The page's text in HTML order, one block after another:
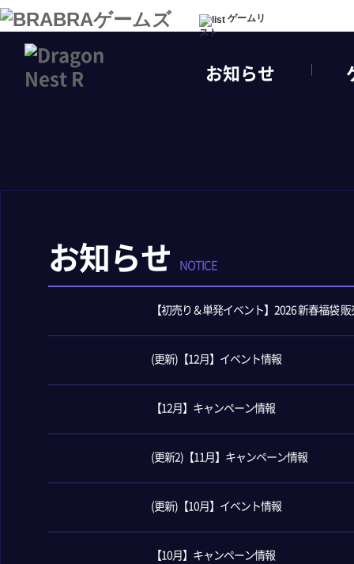
ゲームリ
スト
お知らせ
お知らせ NOTICE
【初売り＆単発イベント】2026 新春福袋 販
(更新)【12月】イベント情報
【12月】キャンペーン情報
(更新2)【11月】キャンペーン情報
(更新)【10月】イベント情報
【10月】キャンペーン情報